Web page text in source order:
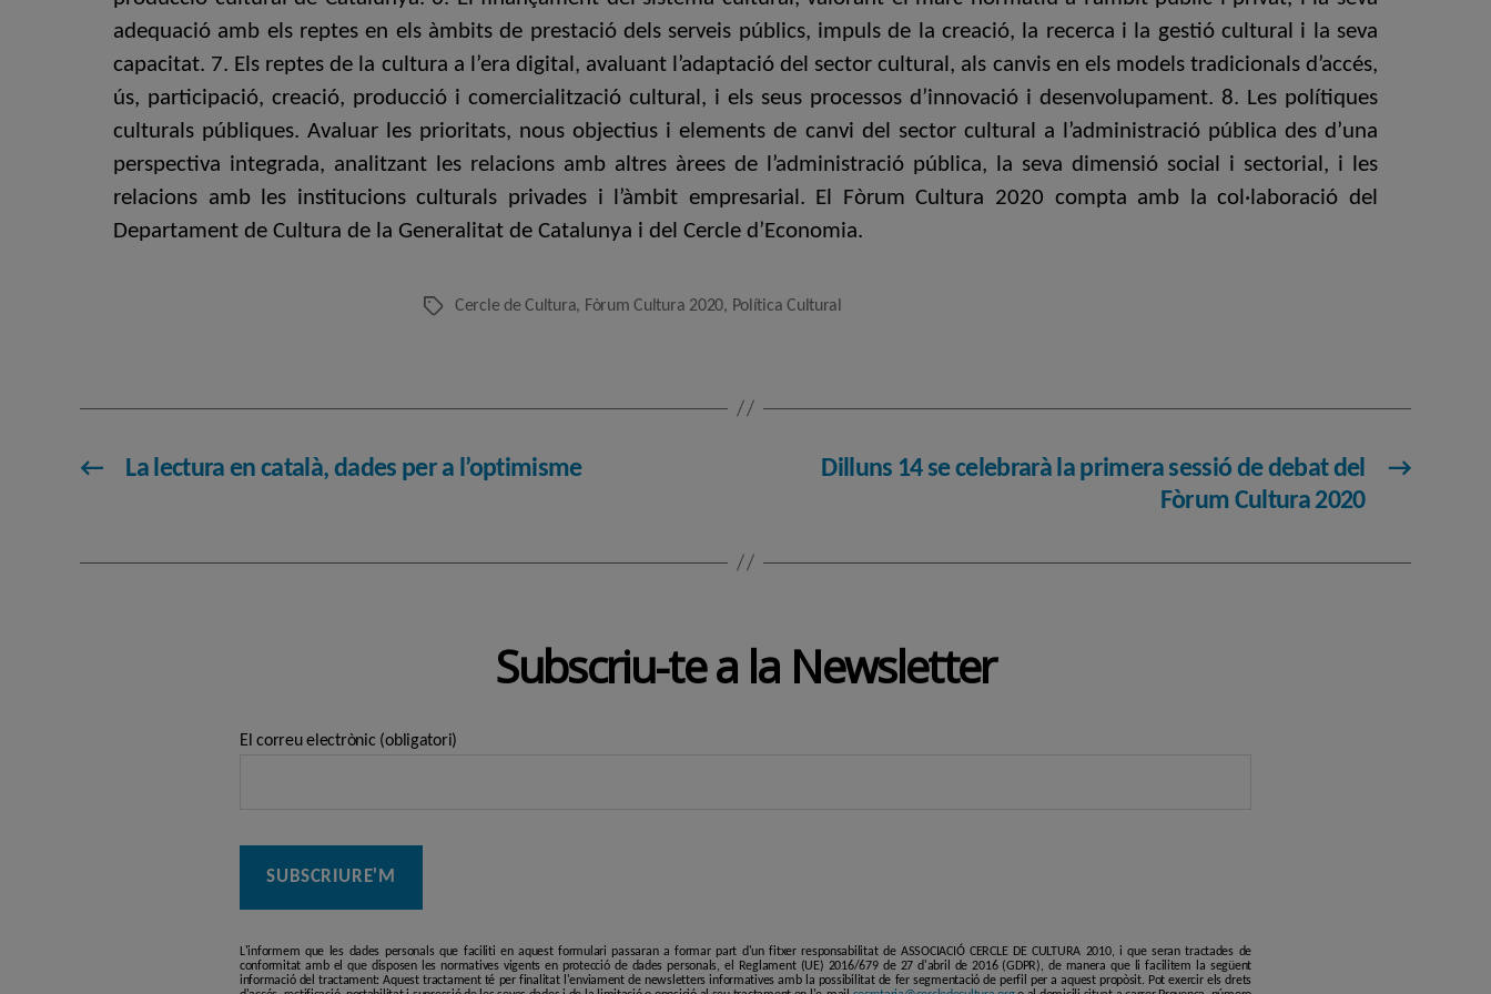
adequació amb els reptes en els àmbits de prestació dels serveis públics, impuls de la creació, la recerca i la gestió cultural i la seva
capacitat. 7. Els reptes de la cultura a l’era digital, avaluant l’adaptació del sector cultural, als canvis en els models tradicionals d’accés,
ús, participació, creació, producció i comercialització cultural, i els seus processos d’innovació i desenvolupament. 8. Les polítiques
culturals públiques. Avaluar les prioritats, nous objectius i elements de canvi del sector cultural a l’administració pública des d’una
perspectiva integrada, analitzant les relacions amb altres àrees de l’administració pública, la seva dimensió social i sectorial, i les
relacions amb les institucions culturals privades i l’àmbit empresarial. El Fòrum Cultura 2020 compta amb la col·laboració del
Departament de Cultura de la Generalitat de Catalunya i del Cercle d’Economia.
EtiquetesCercle de Cultura, Fòrum Cultura 2020, Política Cultural
← La lectura en català, dades per a l’optimisme →
Dilluns 14 se celebrarà la primera sessió de debat del
Fòrum Cultura 2020
Subscriu-te a la Newsletter
El correu electrònic (obligatori)
L'informem que les dades personals que faciliti en aquest formulari passaran a formar part d'un fitxer responsabilitat de ASSOCIACIÓ CERCLE DE CULTURA 2010, i que seran tractades de
conformitat amb el que disposen les normatives vigents en protecció de dades personals, el Reglament (UE) 2016/679 de 27 d'abril de 2016 (GDPR), de manera que li facilitem la següent
informació del tractament: Aquest tractament té per finalitat l'enviament de newsletters informatives amb la possibilitat de fer segmentació de perfil per a aquest propòsit. Pot exercir els drets